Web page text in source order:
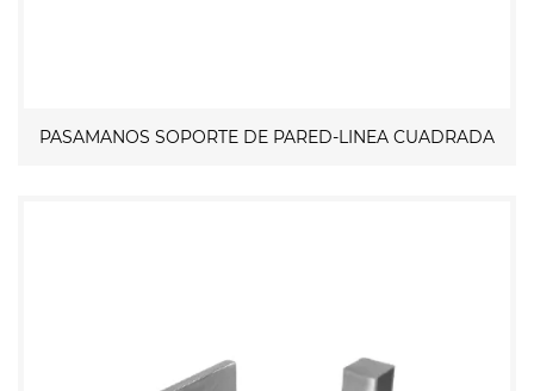
PASAMANOS SOPORTE DE PARED-LINEA CUADRADA